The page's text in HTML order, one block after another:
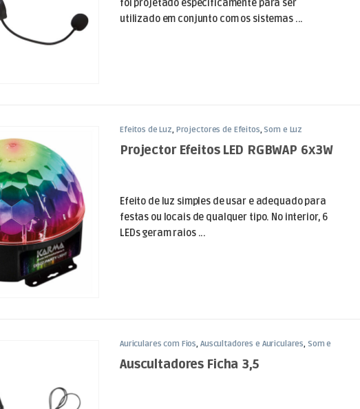
foi projetado especificamente para ser
utilizado em conjunto com os sistemas ...
Efeitos de Luz, Projectores de Efeitos,Som e Luz
Projector Efeitos LED RGBWAP 6x3W
Efeito de luz simples de usar e adequado para
festas ou locais de qualquer tipo. No interior, 6
LEDs geram raios ...
Auriculares com Fios, Auscultadores e Auriculares, Som e
Auscultadores Ficha 3,5